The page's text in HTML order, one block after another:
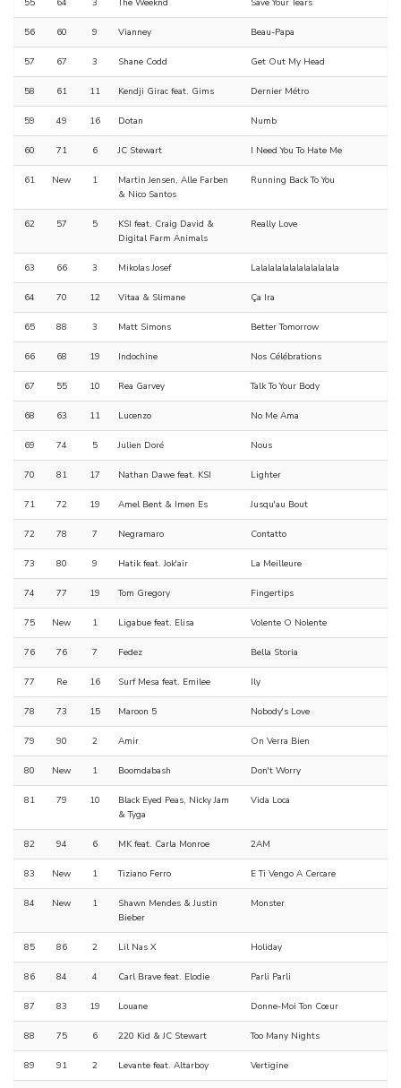
55 64 3 The Weeknd Save Your Tears
56 60 9 Vianney Beau-Papa
57 67 3 Shane Codd Get Out My Head
58 61 11 Kendji Girac feat. Gims Dernier Métro
59 49 16 Dotan Numb
60 71 6 JC Stewart I Need You To Hate Me
61 New 1
Martin Jensen, Alle Farben
& Nico Santos
Running Back To You
62 57 5
KSI feat. Craig David &
Digital Farm Animals
Really Love
63 66 3 Mikolas Josef Lalalalalalalalalalalala
64 70 12 Vitaa & Slimane Ça Ira
65 88 3 Matt Simons Better Tomorrow
66 68 19 Indochine Nos Célébrations
67 55 10 Rea Garvey Talk To Your Body
68 63 11 Lucenzo No Me Ama
69 74 5 Julien Doré Nous
70 81 17 Nathan Dawe feat. KSI Lighter
71 72 19 Amel Bent & Imen Es Jusqu'au Bout
72 78 7 Negramaro Contatto
73 80 9 Hatik feat. Jok'air La Meilleure
74 77 19 Tom Gregory Fingertips
75 New 1 Ligabue feat. Elisa Volente O Nolente
76 76 7 Fedez Bella Storia
77 Re 16 Surf Mesa feat. Emilee Ily
78 73 15 Maroon 5 Nobody's Love
79 90 2 Amir On Verra Bien
80 New 1 Boomdabash Don't Worry
81 79 10
Black Eyed Peas, Nicky Jam
& Tyga
Vida Loca
82 94 6 MK feat. Carla Monroe 2AM
83 New 1 Tiziano Ferro E Ti Vengo A Cercare
84 New 1
Shawn Mendes & Justin
Bieber
Monster
85 86 2 Lil Nas X Holiday
86 84 4 Carl Brave feat. Elodie Parli Parli
87 83 19 Louane Donne-Moi Ton Cœur
88 75 6 220 Kid & JC Stewart Too Many Nights
89 91 2 Levante feat. Altarboy Vertigine